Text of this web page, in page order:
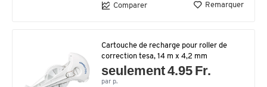
Comparer Remarquer
Cartouche de recharge pour roller de
correction tesa, 14 m x 4,2 mm
seulement 4.95 Fr.
par p.